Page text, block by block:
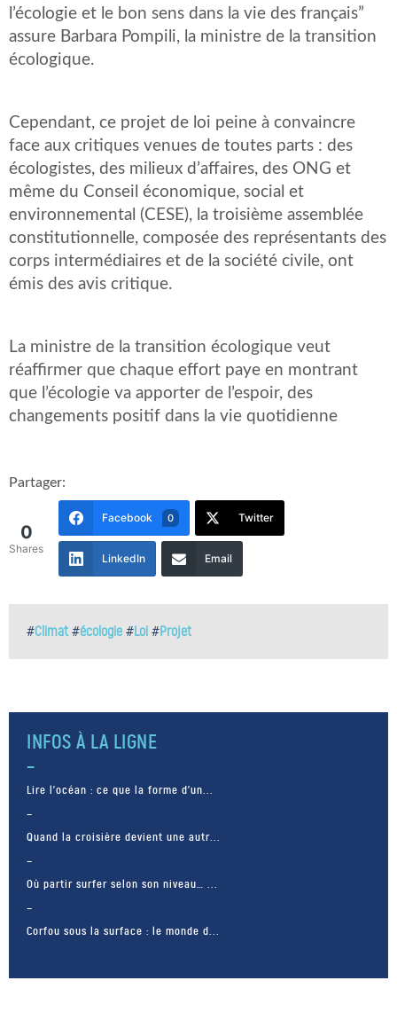
l’écologie et le bon sens dans la vie des français”
assure Barbara Pompili, la ministre de la transition
écologique.
Cependant, ce projet de loi peine à convaincre
face aux critiques venues de toutes parts : des
écologistes, des milieux d’affaires, des ONG et
même du Conseil économique, social et
environnemental (CESE), la troisième assemblée
constitutionnelle, composée des représentants des
corps intermédiaires et de la société civile, ont
émis des avis critique.
La ministre de la transition écologique veut
réaffirmer que chaque effort paye en montrant
que l’écologie va apporter de l’espoir, des
changements positif dans la vie quotidienne
Partager:
0
Shares
Facebook 0 Twitter
LinkedIn Email
#Climat #écologie #Loi #Projet
INFOS À LA LIGNE
Lire l’océan : ce que la forme d’un...
Quand la croisière devient une autr...
Où partir surfer selon son niveau… ...
Corfou sous la surface : le monde d...